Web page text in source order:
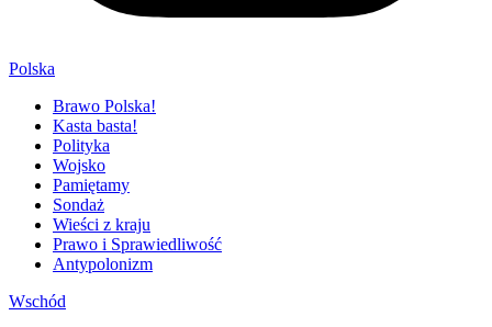
Polska
Brawo Polska!
Kasta basta!
Polityka
Wojsko
Pamiętamy
Sondaż
Wieści z kraju
Prawo i Sprawiedliwość
Antypolonizm
Wschód